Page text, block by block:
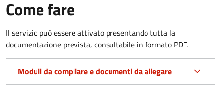
Come fare
Il servizio può essere attivato presentando tutta la
documentazione prevista, consultabile in formato PDF.
Moduli da compilare e documenti da allegare